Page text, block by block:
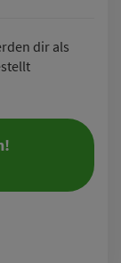
dir als